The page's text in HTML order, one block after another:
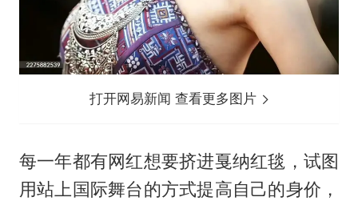
打开网易新闻 查看更多图片
每一年都有网红想要挤进戛纳红毯，试图
用站上国际舞台的方式提高自己的身价，